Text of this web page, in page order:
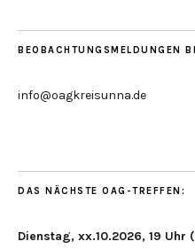
BEOBACHTUNGSMELDUNGEN
info@oagkreisunna.de
DAS NÄCHSTE OAG-TREFFEN:
Dienstag, xx.10.2026, 19 Uhr